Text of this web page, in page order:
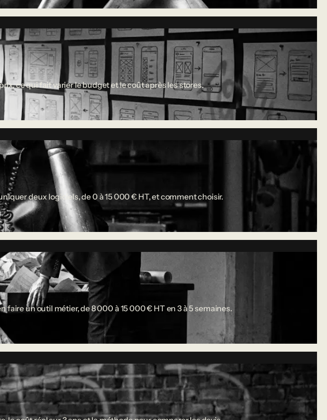
ce qui fait varier le budget et le coût après les stores.
deux logiciels, de 0 à 15 000 € HT, et comment choisir.
un outil métier, de 8 000 à 15 000 € HT en 3 à 5 semaines.